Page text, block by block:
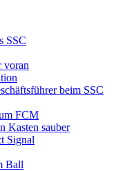
SSC
voran
beim SSC
FCM
Kasten sauber
Signal
Ball